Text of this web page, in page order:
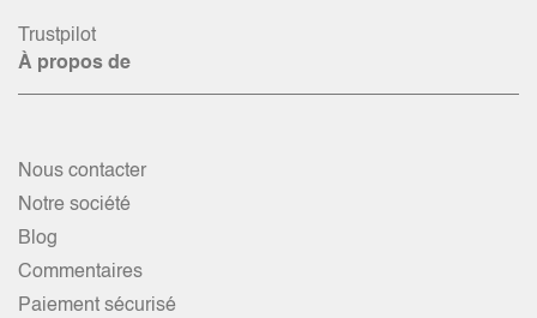
Trustpilot
À propos de
Nous contacter
Notre société
Blog
Commentaires
Paiement sécurisé